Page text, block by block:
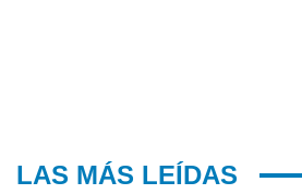
LAS MÁS LEÍDAS